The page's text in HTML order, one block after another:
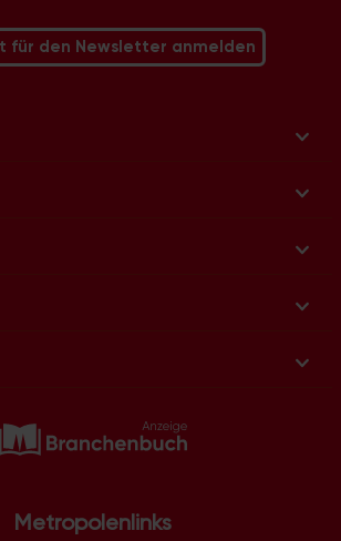
für den Newsletter anmelden
Metropolenlinks